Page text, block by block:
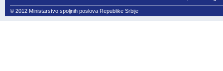
© 2012 Ministarstvo spoljnih poslova Republike Srbije